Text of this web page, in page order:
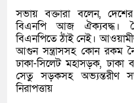
সভায় বক্তারা বলেন, দেশের
বিএনপি আজ ঐক্যবদ্ধ।
বিএনপিতে ঠাঁই নেই।
আগুন সন্ত্রাসসহ কোন রকম
ঢাকা-সিলেট মহাসড়ক,
সেতু সড়কসহ অভ্যন্তরীণ
নিরাপত্তায়